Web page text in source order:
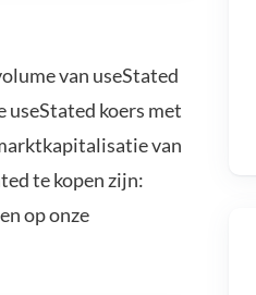
van useStated
useStated koers met
van
te kopen zijn:
op onze